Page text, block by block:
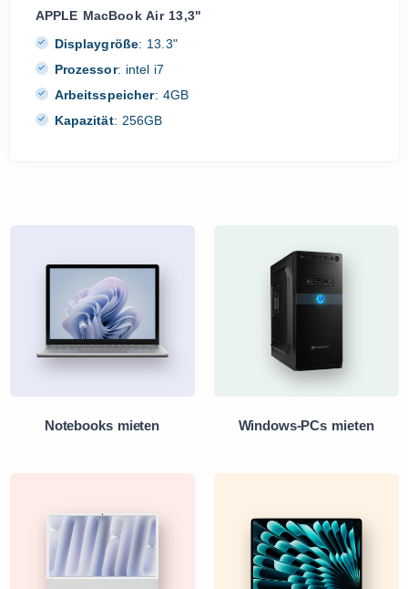
APPLE MacBook Air 13,3"
Displaygröße: 13.3"
Prozessor: intel i7
Arbeitsspeicher: 4GB
Kapazität: 256GB
Notebooks mieten Windows-PCs mieten